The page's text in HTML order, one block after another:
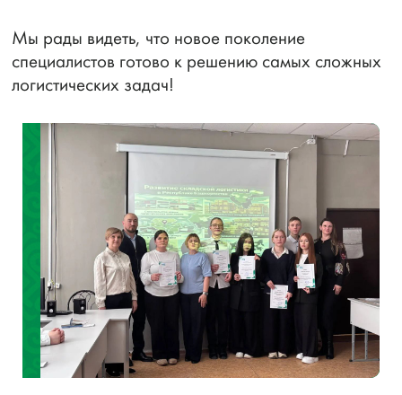
Мы рады видеть, что новое поколение
специалистов готово к решению самых сложных
логистических задач!